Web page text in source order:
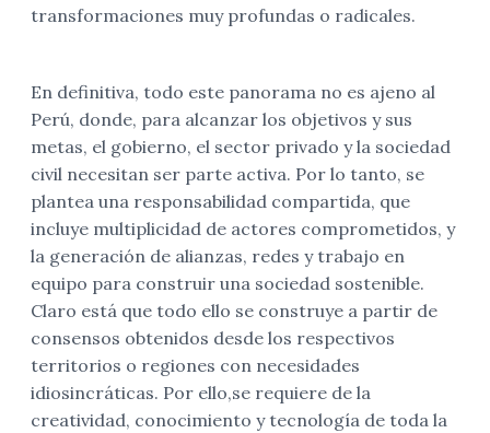
transformaciones muy profundas o radicales.
En definitiva, todo este panorama no es ajeno al
Perú, donde, para alcanzar los objetivos y sus
metas, el gobierno, el sector privado y la sociedad
civil necesitan ser parte activa. Por lo tanto, se
plantea una responsabilidad compartida, que
incluye multiplicidad de actores comprometidos, y
la generación de alianzas, redes y trabajo en
equipo para construir una sociedad sostenible.
Claro está que todo ello se construye a partir de
consensos obtenidos desde los respectivos
territorios o regiones con necesidades
idiosincráticas. Por ello,se requiere de la
creatividad, conocimiento y tecnología de toda la